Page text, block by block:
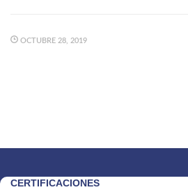
OCTUBRE 28, 2019
CERTIFICACIONES